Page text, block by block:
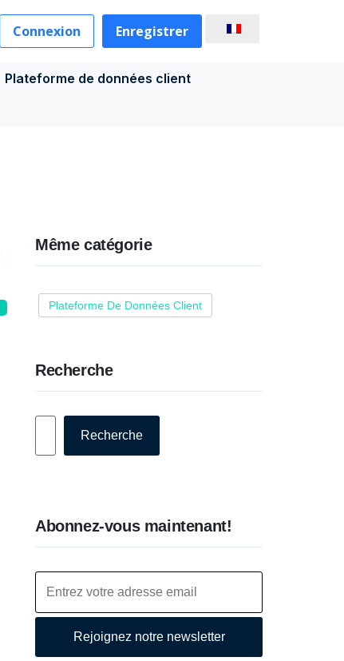
Connexion Enregistrer
Plateforme de données client
Même catégorie
Plateforme De Données Client
Recherche
Recherche
Abonnez-vous maintenant!
Rejoignez notre newsletter